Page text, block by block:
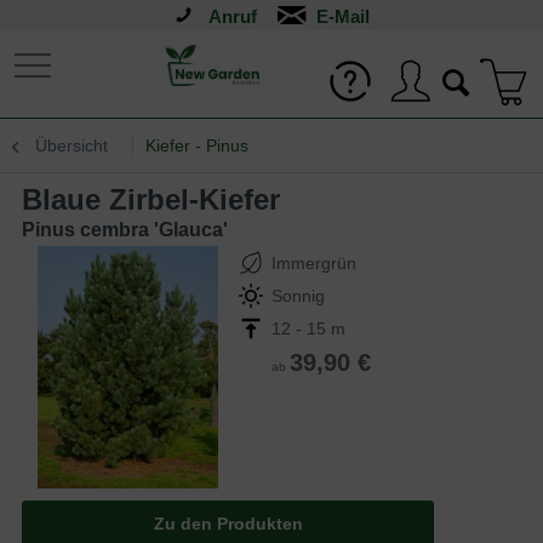
Anruf
Übersicht Kiefer - Pinus
Blaue Zirbel-Kiefer
Pinus cembra 'Glauca'
Immergrün
Sonnig
12 - 15 m
ab 39,90 €
Zu den Produkten